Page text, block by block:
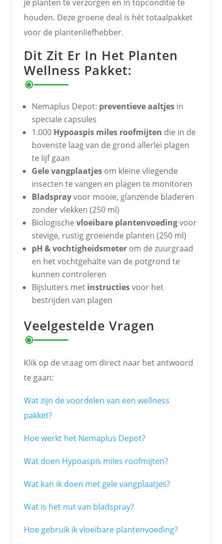
je planten te verzorgen en in topconditie te
houden. Deze groene deal is hét totaalpakket
voor de plantenliefhebber.
Dit Zit Er In Het Planten
Wellness Pakket:
Nemaplus Depot: preventieve aaltjes in
speciale capsules
1.000 Hypoaspis miles roofmijten die in de
bovenste laag van de grond allerlei plagen
te lijf gaan
Gele vangplaatjes om kleine vliegende
insecten te vangen en plagen te monitoren
Bladsprayvoor mooie, glanzende bladeren
zonder vlekken (250 ml)
Biologischevloeibare plantenvoedingvoor
stevige, rustig groeiende planten (250 ml)
pH & vochtigheidsmeter om de zuurgraad
en het vochtgehalte van de potgrond te
kunnen controleren
Bijsluiters met instructiesvoor het
bestrijden van plagen
Veelgestelde Vragen
Klik op de vraag om direct naar het antwoord
te gaan:
Wat zijn de voordelen van een wellness
pakket?
Hoe werkt het Nemaplus Depot?
Wat doen Hypoaspis miles roofmijten?
Wat kan ik doen met gele vangplaatjes?
Wat is het nut van bladspray?
Hoe gebruik ik vloeibare plantenvoeding?